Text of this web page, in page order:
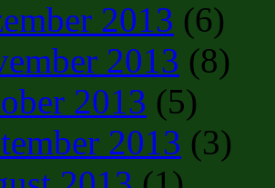
2013 (6)
2013 (8)
2013 (5)
2013 (3)